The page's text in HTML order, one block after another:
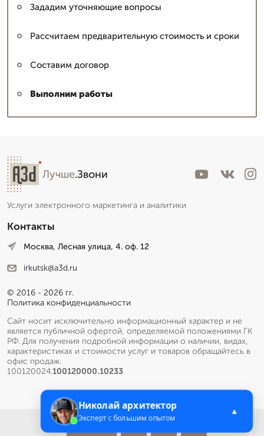
Зададим уточняющие вопросы
Рассчитаем предварительную стоимость и сроки
Составим договор
Выполним работы
Лучше.Звони
Услуги электронного маркетинга и аналитики
Контакты
Москва, Лесная улица, 4. оф. 12
irkutsk@a3d.ru
© 2016 - 2026 гг.
Политика конфиденциальности
Сайт носит исключительно информационный характер и не
является публичной офертой, определяемой положениями ГК
РФ. Для получения подробной информации о наличии, видах,
характеристиках и стоимости услуг и товаров обращайтесь в
офис продаж.
100120024.100120000.10233
Николай архитектор
Эксперт с большим опытом
▲